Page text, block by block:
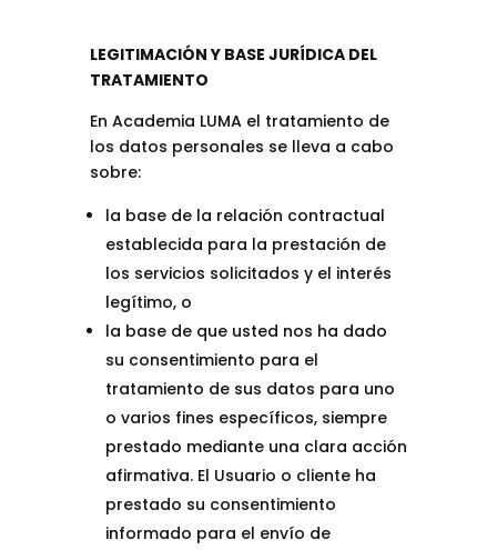
LEGITIMACIÓN Y BASE JURÍDICA DEL
TRATAMIENTO
En Academia LUMA el tratamiento de
los datos personales se lleva a cabo
sobre:
la base de la relación contractual
establecida para la prestación de
los servicios solicitados y el interés
legítimo, o
la base de que usted nos ha dado
su consentimiento para el
tratamiento de sus datos para uno
o varios fines específicos, siempre
prestado mediante una clara acción
afirmativa. El Usuario o cliente ha
prestado su consentimiento
informado para el envío de